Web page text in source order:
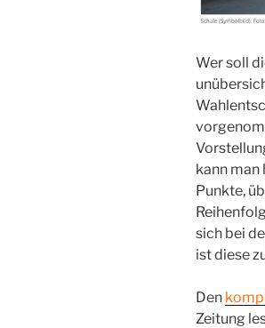
Wer soll
kann man
Punkte,
sich bei
ist diese
Den
Zeitung